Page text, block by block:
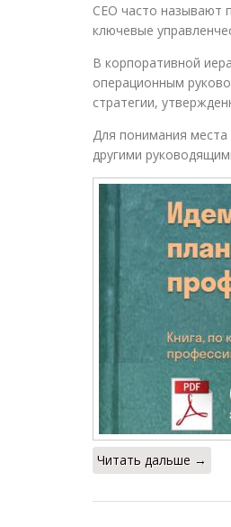
CEO часто называют
ключевые
В корпоративной
операционным
стратегии,
Для понимания места
другими
Читать дальше →